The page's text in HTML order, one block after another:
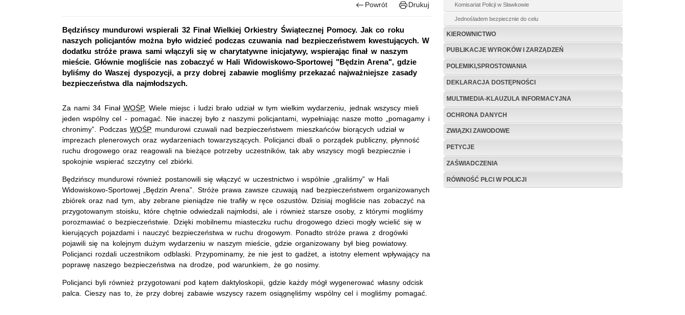
Powrót Drukuj
Będzińscy mundurowi wspierali 32 Finał Wielkiej Orkiestry Świątecznej Pomocy. Jak co roku
naszych policjantów można było widzieć podczas czuwania nad bezpieczeństwem kwestujących. W
dodatku stróże prawa sami włączyli się w charytatywne inicjatywy, wspierając finał w naszym
mieście. Głównie mogliście nas zobaczyć w Hali Widowiskowo-Sportowej "Będzin Arena", gdzie
byliśmy do Waszej dyspozycji, a przy dobrej zabawie mogliśmy przekazać najważniejsze zasady
bezpieczeństwa dla najmłodszych.
Za nami 34 Finał WOŚP. Wiele miejsc i ludzi brało udział w tym wielkim wydarzeniu, jednak wszyscy mieli
jeden wspólny cel - pomagać. Nie inaczej było z naszymi policjantami, wypełniając nasze motto „pomagamy i
chronimy”. PodczasWOŚP mundurowi czuwali nad bezpieczeństwem mieszkańców biorących udział w
imprezach plenerowych oraz wydarzeniach towarzyszących. Policjanci dbali o porządek publiczny, płynność
ruchu drogowego oraz reagowali na bieżące potrzeby uczestników, tak aby wszyscy mogli bezpiecznie i
spokojnie wspierać szczytny cel zbiórki.
Będzińscy mundurowi również postanowili się włączyć w uczestnictwo i wspólnie „graliśmy” w Hali
Widowiskowo-Sportowej „Będzin Arena”. Stróże prawa zawsze czuwają nad bezpieczeństwem organizowanych
zbiórek oraz nad tym, aby zebrane pieniądze nie trafiły w ręce oszustów. Dzisiaj mogliście nas zobaczyć na
przygotowanym stoisku, które chętnie odwiedzali najmłodsi, ale i również starsze osoby, z którymi mogliśmy
porozmawiać o bezpieczeństwie. Dzięki mobilnemu miasteczku ruchu drogowego dzieci mogły wcielić się w
kierujących pojazdami i nauczyć bezpieczeństwa w ruchu drogowym. Ponadto stróże prawa z drogówki
pojawili się na kolejnym dużym wydarzeniu w naszym mieście, gdzie organizowany był bieg powiatowy.
Policjanci rozdali uczestnikom odblaski. Przypominamy, że nie jest to gadżet, a istotny element wpływający na
poprawę naszego bezpieczeństwa na drodze, pod warunkiem, że go nosimy.
Policjanci byli również przygotowani pod kątem daktyloskopii, gdzie każdy mógł wygenerować własny odcisk
palca. Cieszy nas to, że przy dobrej zabawie wszyscy razem osiągnęliśmy wspólny cel i mogliśmy pomagać.
Komisariat Policji w Sławkowie
Jednośladem bezpiecznie do celu
KIEROWNICTWO
PUBLIKACJE WYRO­KÓW I ZARZĄDZEŃ
POLEMIKI,SPROSTOWANIA
DEKLARACJA DOSTĘPNOŚCI
MULTIMEDIA-KLAUZULA INFORMACYJNA
OCHRONA DANYCH
ZWIĄZKI ZAWODOWE
PETYCJE
ZAŚWIADCZENIA
RÓWNOŚĆ PŁCI W POLICJI